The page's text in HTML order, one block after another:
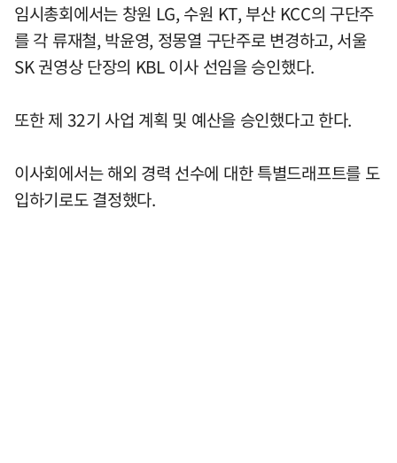
임시총회에서는 창원 LG, 수원 KT, 부산 KCC의 구단주
를 각 류재철, 박윤영, 정몽열 구단주로 변경하고, 서울
SK 권영상 단장의 KBL 이사 선임을 승인했다.
또한 제 32기 사업 계획 및 예산을 승인했다고 한다.
이사회에서는 해외 경력 선수에 대한 특별드래프트를 도
입하기로도 결정했다.